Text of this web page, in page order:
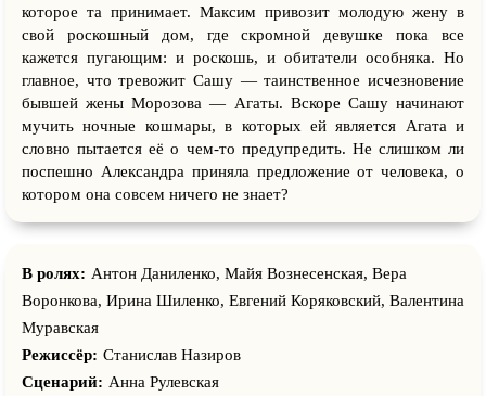
которое та принимает. Максим привозит молодую жену в
свой роскошный дом, где скромной девушке пока все
кажется пугающим: и роскошь, и обитатели особняка. Но
главное, что тревожит Сашу — таинственное исчезновение
бывшей жены Морозова — Агаты. Вскоре Сашу начинают
мучить ночные кошмары, в которых ей является Агата и
словно пытается её о чем-то предупредить. Не слишком ли
поспешно Александра приняла предложение от человека, о
котором она совсем ничего не знает?
В ролях: Антон Даниленко, Майя Вознесенская, Вера
Воронкова, Ирина Шиленко, Евгений Коряковский, Валентина
Муравская
Режиссёр: Станислав Назиров
Сценарий: Анна Рулевская